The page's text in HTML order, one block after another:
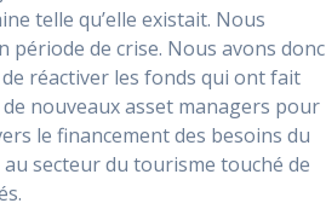
telle qu’elle existait. Nous
période de crise. Nous avons donc
réactiver les fonds qui ont fait
nouveaux asset managers pour
le financement des besoins du
secteur du tourisme touché de